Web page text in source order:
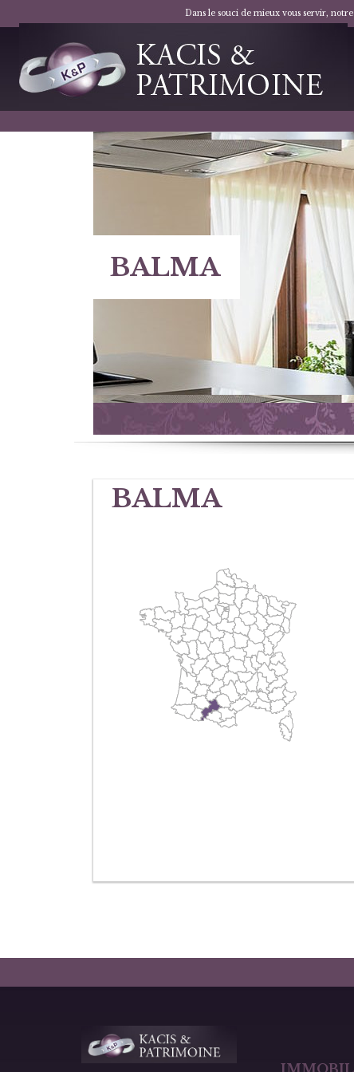
BALMA
BALMA
Dans le souci de mieux vous servir,